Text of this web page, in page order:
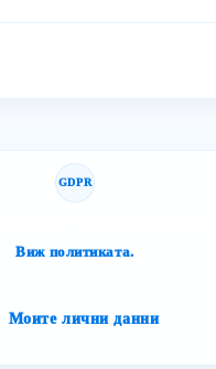
GDPR
Виж политиката.
Моите лични данни